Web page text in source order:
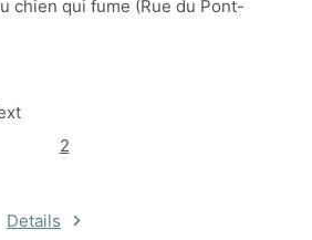
chien qui fume (Rue du Pont-
2
Details